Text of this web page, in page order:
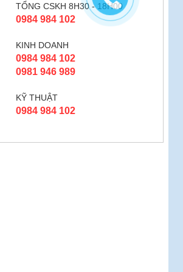
TỔNG CSKH 8H30 - 18H00
0984 984 102
KINH DOANH
0984 984 102
0981 946 989
KỸ THUẬT
0984 984 102